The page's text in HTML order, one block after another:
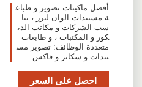
أفضل ماكينات تصوير و طباع
ة مستندات الوان ليزر ، تنا
سب الشركات و مكاتب الدي
كور و المكتبات ، و طابعات
متعددة الوظائف: تصوير مس
تندات و سكانر و فاكس.
احصل على السعر